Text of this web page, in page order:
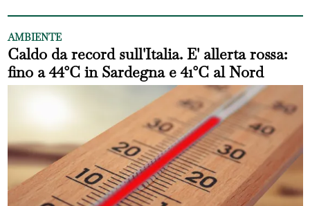
AMBIENTE
Caldo da record sull'Italia. E' allerta rossa:
fino a 44°C in Sardegna e 41°C al Nord